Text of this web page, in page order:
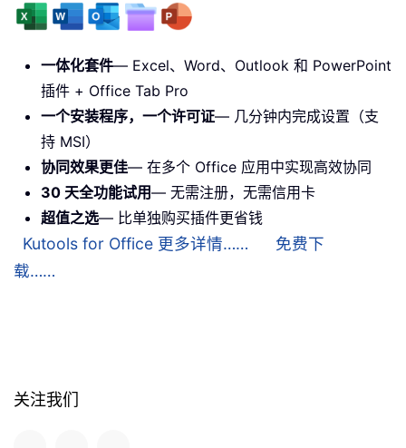
一体化套件— Excel、Word、Outlook 和 PowerPoint
插件 + Office Tab Pro
一个安装程序，一个许可证— 几分钟内完成设置（支
持 MSI）
协同效果更佳— 在多个 Office 应用中实现高效协同
30 天全功能试用— 无需注册，无需信用卡
超值之选— 比单独购买插件更省钱
Kutools for Office 更多详情……
免费下
载……
关注我们